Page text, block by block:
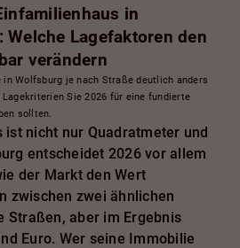
in
Lagefaktoren den
verändern
in Wolfsburg je nach Straße deutlich anders
Sie 2026 für eine fundierte
sollten.
ist nicht nur Quadratmeter und
entscheidet 2026 vor allem
der Markt den Wert
zwischen zwei ähnlichen
Straßen, aber im Ergebnis
Euro. Wer seine Immobilie